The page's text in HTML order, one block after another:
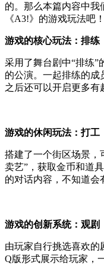
的。那么本篇内容中我
《A3!》的游戏玩法吧！
游戏的核心玩法：排练
采用了舞台剧中“排练”
的公演。一起排练的
之后还可以开启更多有
游戏的休闲玩法：打工
搭建了一个街区场景，
卖艺”，获取金币和道
的对话内容，不知道会
游戏的创新系统：观剧
由玩家自行挑选喜欢的
Q版形式展示给玩家，